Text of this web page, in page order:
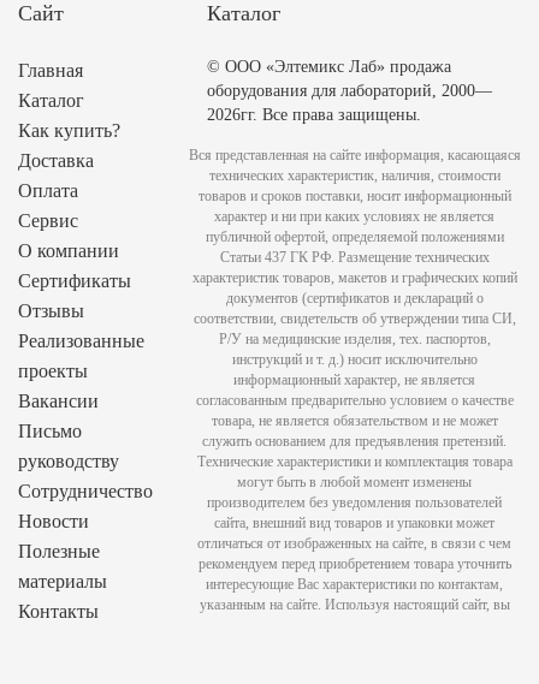
Сайт
Главная
Каталог
Как купить?
Доставка
Оплата
Сервис
О компании
Сертификаты
Отзывы
Реализованные
проекты
Вакансии
Письмо
руководству
Сотрудничество
Новости
Полезные
материалы
Контакты
Каталог
© ООО «Элтемикс Лаб» продажа
оборудования для лабораторий, 2000—
2026гг. Все права защищены.
Вся представленная на сайте информация, касающаяся
технических характеристик, наличия, стоимости
товаров и сроков поставки, носит информационный
характер и ни при каких условиях не является
публичной офертой, определяемой положениями
Статьи 437 ГК РФ. Размещение технических
характеристик товаров, макетов и графических копий
документов (сертификатов и деклараций о
соответствии, свидетельств об утверждении типа СИ,
Р/У на медицинские изделия, тех. паспортов,
инструкций и т. д.) носит исключительно
информационный характер, не является
согласованным предварительно условием о качестве
товара, не является обязательством и не может
служить основанием для предъявления претензий.
Технические характеристики и комплектация товара
могут быть в любой момент изменены
производителем без уведомления пользователей
сайта, внешний вид товаров и упаковки может
отличаться от изображенных на сайте, в связи с чем
рекомендуем перед приобретением товара уточнить
интересующие Вас характеристики по контактам,
указанным на сайте. Используя настоящий сайт, вы